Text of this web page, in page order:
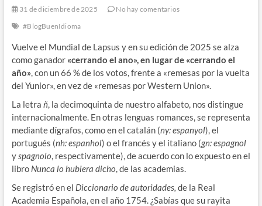
31 de diciembre de 2025
No hay comentarios
#BlogBuenIdioma
Vuelve el Mundial de Lapsus y en su edición de 2025 se alza
como ganador «cerrando el ano», en lugar de «cerrando el
año», con un 66 % de los votos, frente a «remesas por la vuelta
del Yunior», en vez de «remesas por Western Union».
La letra ñ, la decimoquinta de nuestro alfabeto, nos distingue
internacionalmente. En otras lenguas romances, se representa
mediante dígrafos, como en el catalán (ny: espanyol), el
portugués (nh: espanhol) o el francés y el italiano (gn: espagnol
y spagnolo , respectivamente), de acuerdo con lo expuesto en el
libro Nunca lo hubiera dicho , de las academias.
Se registró en el Diccionario de autoridades, de la Real
Academia Española, en el año 1754. ¿Sabías que su rayita